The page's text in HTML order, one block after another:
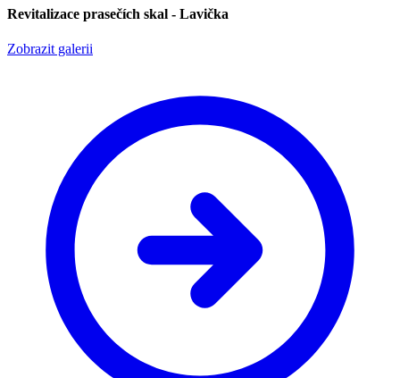
Revitalizace prasečích skal - Lavička
Zobrazit galerii